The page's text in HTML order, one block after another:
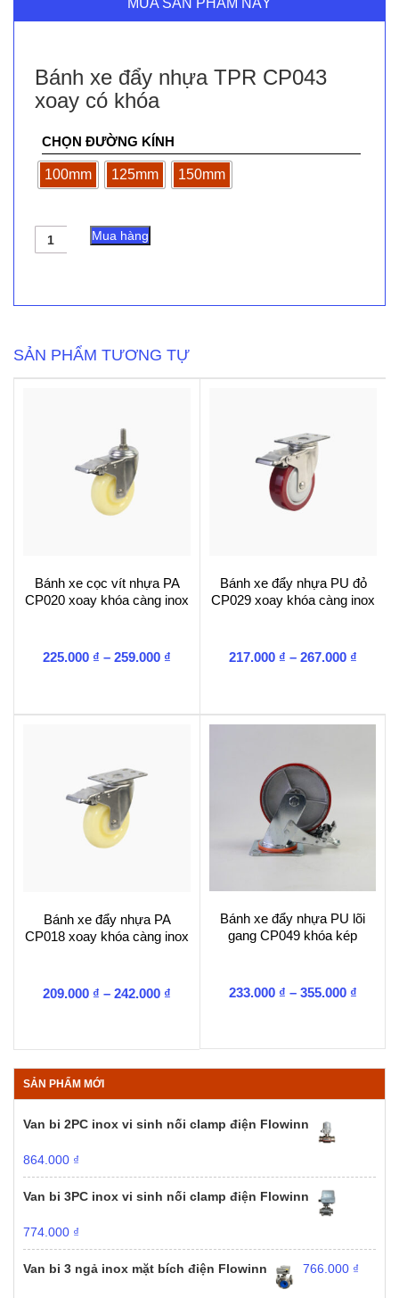
MUA SẢN PHẨM NÀY
Bánh xe đẩy nhựa TPR CP043
xoay có khóa
CHỌN ĐƯỜNG KÍNH
100mm 125mm 150mm
Bánh
xe
khóa
số
Mua hàng
SẢN PHẨM TƯƠNG TỰ
Bánh xe cọc vít nhựa PA
CP020 xoay khóa càng inox
225.000 ₫ – 259.000 ₫
Bánh xe đẩy nhựa PU đỏ
CP029 xoay khóa càng inox
217.000 ₫ – 267.000 ₫
đến
Bánh xe đẩy nhựa PA
CP018 xoay khóa càng inox
209.000 ₫ – 242.000 ₫
Bánh xe đẩy nhựa PU lõi
gang CP049 khóa kép
233.000 ₫ – 355.000 ₫
SẢN PHẨM MỚI
Van bi 2PC inox vi sinh nối clamp điện Flowinn
864.000 ₫
Van bi 3PC inox vi sinh nối clamp điện Flowinn
774.000 ₫
Van bi 3 ngả inox mặt bích điện Flowinn 766.000 ₫